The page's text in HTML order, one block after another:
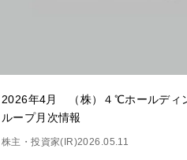
2026年4月 （株）４℃ホールディ
ループ月次情報
株主・投資家(IR)2026.05.11